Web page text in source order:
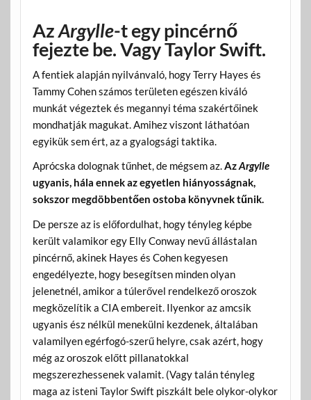
AzArgylle-t egy pincérnő
fejezte be. Vagy Taylor Swift.
A fentiek alapján nyilvánvaló, hogy Terry Hayes és
Tammy Cohen számos területen egészen kiváló
munkát végeztek és megannyi téma szakértőinek
mondhatják magukat. Amihez viszont láthatóan
egyikük sem ért, az a gyalogsági taktika.
Aprócska dolognak tűnhet, de mégsem az.AzArgylle
ugyanis, hála ennek az egyetlen hiányosságnak,
sokszor megdöbbentően ostoba könyvnek tűnik.
De persze az is előfordulhat, hogy tényleg képbe
került valamikor egy Elly Conway nevű állástalan
pincérnő, akinek Hayes és Cohen kegyesen
engedélyezte, hogy besegítsen minden olyan
jelenetnél, amikor a túlerővel rendelkező oroszok
megközelítik a CIA embereit. Ilyenkor az amcsik
ugyanis ész nélkül menekülni kezdenek, általában
valamilyen egérfogó-szerű helyre, csak azért, hogy
még az oroszok előtt pillanatokkal
megszerezhessenek valamit. (Vagy talán tényleg
maga az isteni Taylor Swift piszkált bele olykor-olykor